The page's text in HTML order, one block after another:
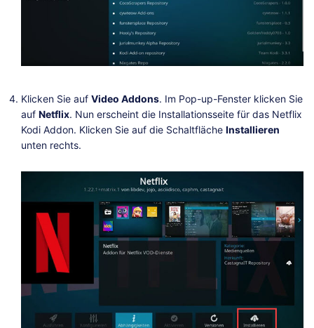
Klicken Sie auf Video Addons. Im Pop-up-Fenster klicken Sie
auf Netflix. Nun erscheint die Installationsseite für das Netflix
Kodi Addon. Klicken Sie auf die Schaltfläche Installieren
unten rechts.